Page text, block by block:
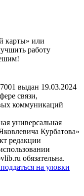
карты» или
работу
выдан 19.03.2024
связи,
коммуникаций
универсальная
Курбатова»
редакции
обязательна.
на уловки